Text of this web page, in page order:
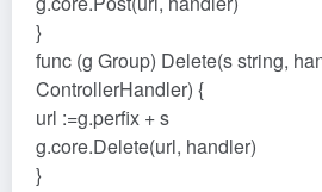
}
func (g Group) Delete(s string,
ControllerHandler) {
url :=g.perfix + s
g.core.Delete(url, handler)
}